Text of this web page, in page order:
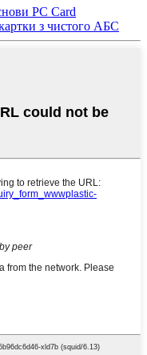
PC Card
з чистого АБС